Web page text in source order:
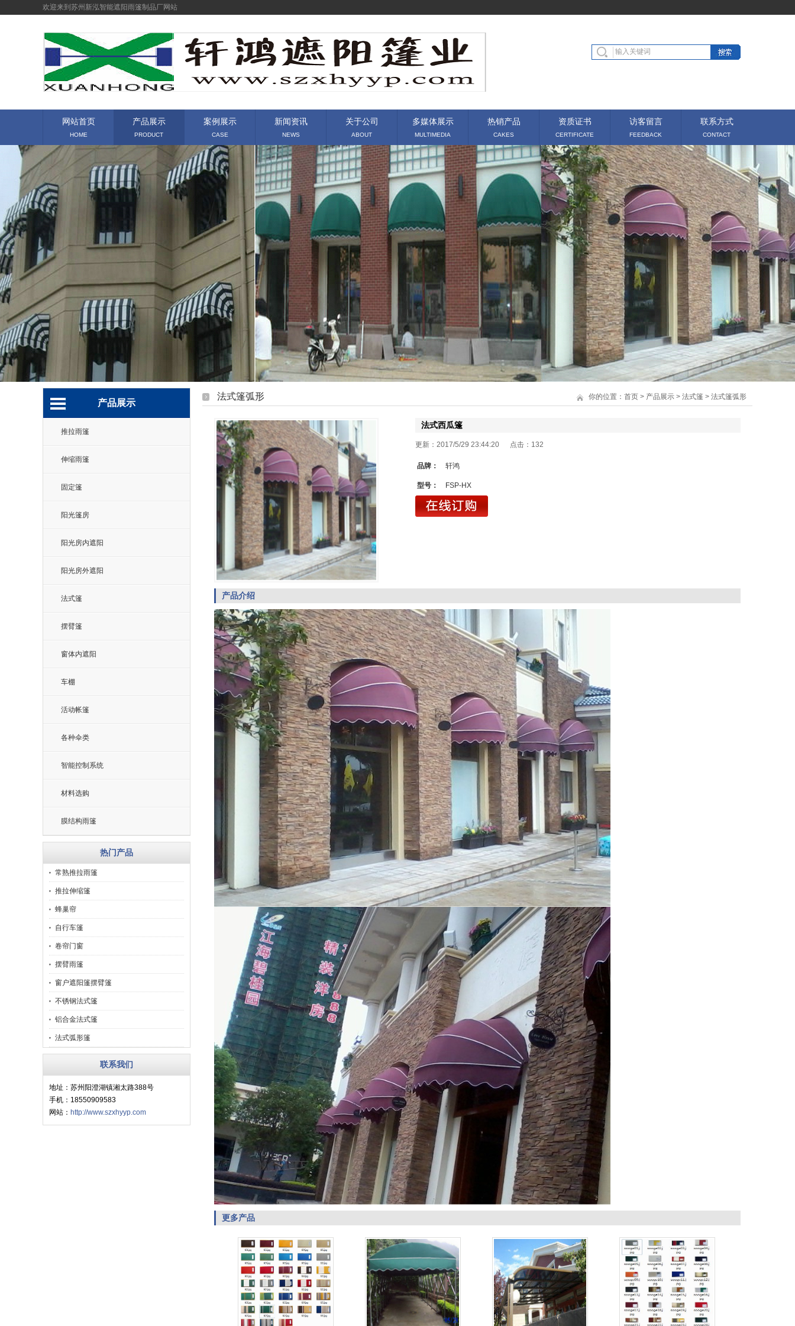
欢迎来到苏州新泓智能遮阳雨篷制品厂网站
网站首页
HOME
产品展示
PRODUCT
案例展示
CASE
新闻资讯
NEWS
关于公司
ABOUT
多媒体展示
MULTIMEDIA
热销产品
CAKES
资质证书
CERTIFICATE
访客留言
FEEDBACK
联系方式
CONTACT
1 2 3 4 5 6
产品展示
推拉雨篷
伸缩雨篷
固定篷
阳光篷房
阳光房内遮阳
阳光房外遮阳
法式篷
摆臂篷
窗体内遮阳
车棚
活动帐篷
各种伞类
智能控制系统
材料选购
膜结构雨篷
热门产品
常熟推拉雨篷
推拉伸缩篷
蜂巢帘
自行车篷
卷帘门窗
摆臂雨篷
窗户遮阳篷摆臂篷
不锈钢法式篷
铝合金法式篷
法式弧形篷
联系我们
地址：苏州阳澄湖镇湘太路388号
手机：18550909583
网站： http://www.szxhyyp.com
法式篷弧形 你的位置： 首页 > 产品展示 > 法式篷 > 法式篷弧形
法式西瓜篷
更新：2017/5/29 23:44:20 点击： 132
品牌： 轩鸿
型号： FSP-HX
产品介绍
更多产品